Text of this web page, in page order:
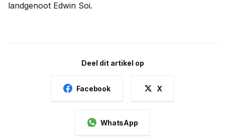
landgenoot Edwin Soi.
Deel dit artikel op
Facebook X
WhatsApp